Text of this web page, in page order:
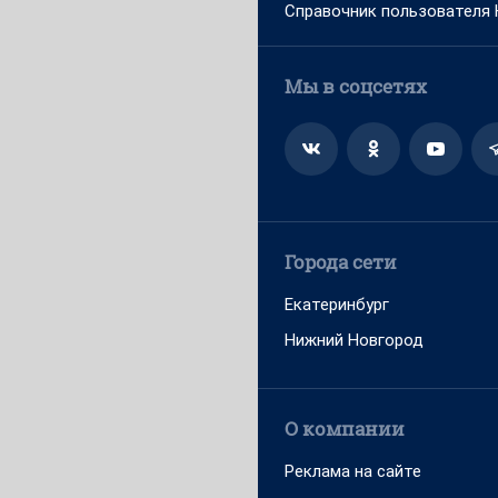
Справочник пользователя
Мы в соцсетях
Города сети
Екатеринбург
Нижний Новгород
О компании
Реклама на сайте